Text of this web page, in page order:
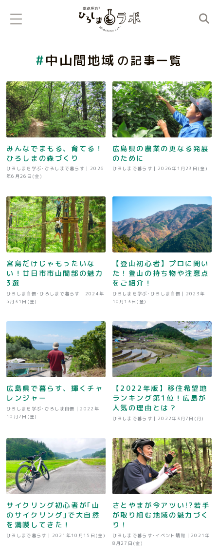
中山間地域 の記事一覧
みんなでまもる、育てる！
ひろしまの森づくり
ひろしまを学ぶ･ひろしまで暮らす | 2026
年6月26日(金)
広島県の農業の更なる発展
のために
ひろしまで暮らす | 2026年1月23日(金)
宮島だけじゃもったいな
い！廿日市市山間部の魅力
3選
ひろしま自慢･ひろしまで暮らす | 2024年
5月31日(金)
【登山初心者】プロに聞い
た！登山の持ち物や注意点
をご紹介！
ひろしまを学ぶ･ひろしま自慢 | 2023年
10月13日(金)
広島県で暮らす、輝くチャ
レンジャー
ひろしまを学ぶ･ひろしま自慢 | 2022年
10月7日(金)
【2022年版】移住希望地
ランキング第1位！広島が
人気の理由とは？
ひろしまで暮らす | 2022年3月7日(月)
サイクリング初心者が｢山
のサイクリング｣で大自然
を満喫してきた！
ひろしまで暮らす | 2021年10月15日(金)
さとやまが今アツい!?若手
が取り組む地域の魅力づく
り！
ひろしまで暮らす･イベント情報 | 2021年
8月27日(金)